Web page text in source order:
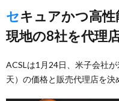
セキュアかつ高性能な機体ニーズに対応、
現地の8社を代理
ACSLは1月24日、米子会社
天）の価格と販売代理店を決